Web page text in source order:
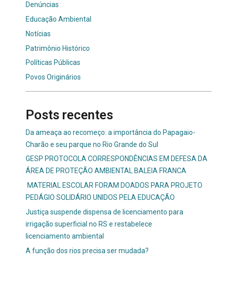
Denúncias
Educação Ambiental
Notícias
Patrimônio Histórico
Políticas Públicas
Povos Originários
Posts recentes
Da ameaça ao recomeço: a importância do Papagaio-
Charão e seu parque no Rio Grande do Sul
GESP PROTOCOLA CORRESPONDÊNCIAS EM DEFESA DA
ÁREA DE PROTEÇÃO AMBIENTAL BALEIA FRANCA
MATERIAL ESCOLAR FORAM DOADOS PARA PROJETO
PEDÁGIO SOLIDÁRIO UNIDOS PELA EDUCAÇÃO
Justiça suspende dispensa de licenciamento para
irrigação superficial no RS e restabelece
licenciamento ambiental
A função dos rios precisa ser mudada?